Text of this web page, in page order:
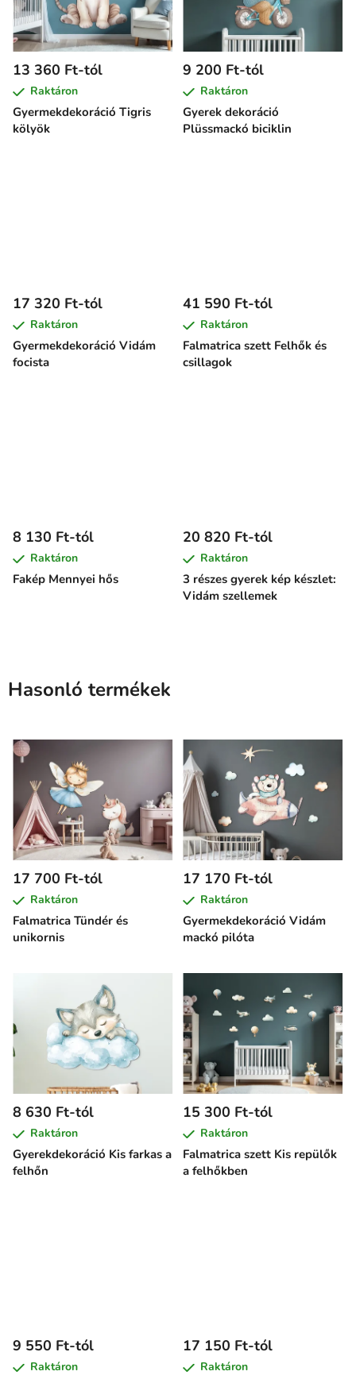
Gyermekdekoráció Tigris
kölyök
13 360 Ft-tól
Raktáron
Gyerek dekoráció
Plüssmackó biciklin
9 200 Ft-tól
Raktáron
Gyermekdekoráció Vidám
focista
17 320 Ft-tól
Raktáron
Falmatrica szett Felhők és
csillagok
41 590 Ft-tól
Raktáron
Fakép Mennyei hős
8 130 Ft-tól
Raktáron
3 részes gyerek kép készlet:
Vidám szellemek
20 820 Ft-tól
Raktáron
Hasonló termékek
Falmatrica Tündér és
unikornis
17 700 Ft-tól
Raktáron
Gyermekdekoráció Vidám
mackó pilóta
17 170 Ft-tól
Raktáron
Gyerekdekoráció Kis farkas a
felhőn
8 630 Ft-tól
Raktáron
Falmatrica szett Kis repülők
a felhőkben
15 300 Ft-tól
Raktáron
9 550 Ft-tól
Raktáron
17 150 Ft-tól
Raktáron